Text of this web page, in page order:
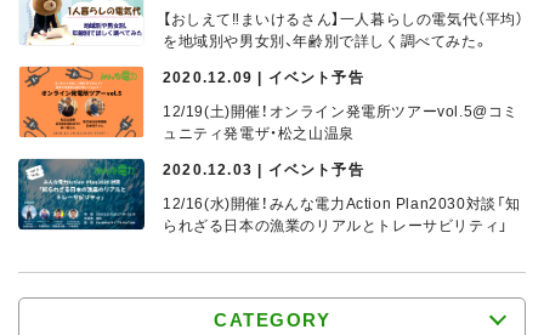
【おしえて‼まいけるさん】一人暮らしの電気代（平均）
を地域別や男女別、年齢別で詳しく調べてみた。
2020.12.09 | イベント予告
12/19(土)開催！オンライン発電所ツアーvol.5@コミ
ュニティ発電ザ・松之山温泉
2020.12.03 | イベント予告
12/16(水)開催！みんな電力Action Plan2030対談「知
られざる日本の漁業のリアルとトレーサビリティ」
CATEGORY